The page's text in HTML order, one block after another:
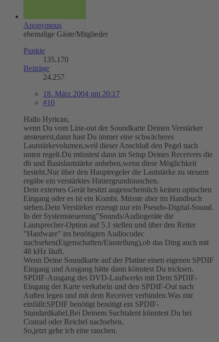
Anonymous
ehemalige Gäste/Mitglieder
Punkte
135.170
Beiträge
24.257
18. März 2004 um 20:17
#10
Hallo Hyrican,
wenn Du vom Line-out der Soundkarte Deinen Verstärker
ansteuerst,dann hast Du immer eine schwächeres
Lautstärkevolumen,weil dieser Anschluß den Pegel nach
unten regelt.Du müsstest dann im Setup Deines Receivers die
db und Basislautstärke anheben,wenn diese Möglichkeit
besteht.Nur über den Hauptregeler die Lautstärke zu steuern
ergäbe ein verstärktes Hintergrundrauschen.
Dein externes Gerät besitzt augenscheinlich keinen optischen
Eingang oder es ist ein Kombi. Müsste aber im Handbuch
stehen.Dein Verstärker erzeugt nur ein Pseudo-Digital-Sound.
In der Systemsteuerung"Sounds/Audiogeräte die
Lautsprecher-Option auf 5.1 stellen und über den Reiter
"Hardware" im benötigten Audiocodec
nachsehen(Eigenschaften/Einstellung),ob das Ding auch mit
48 kHz läuft.
Wenn Deine Soundkarte auf der Platine einen eigenen SPDIF
Eingang und Ausgang hätte dann könntest Du tricksen.
SPDIF-Ausgang des DVD-Laufwerks mit Dem SPDIF-
Eingang der Karte verkabeln und den SPDIF-Out nach
Außen legen und mit dem Receiver verbinden.Was mir
einfällt:SPDIF benötigt benötigt ein SPDIF-
Standardkabel.Bei Deinem Suchtalent könntest Du bei
Conrad oder Reichel nachsehen.
So,jetzt gehe ich eine rauchen.